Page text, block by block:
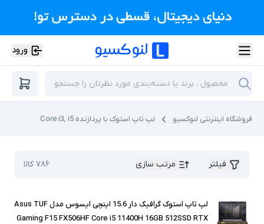
ورود
فروشگاه اینترنتی لنوکسیو لپ تاپ استوک با پردازنده Core i3, i5
فیلتر مرتب سازی ۷۸۶ کالا
لپ تاپ استوک گرافیک دار 15.6 اینچی ایسوس مدل Asus TUF
Gaming F15 FX506HF Core i5 11400H 16GB 512SSD RTX